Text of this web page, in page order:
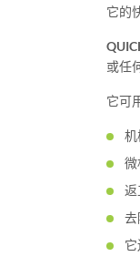
它的
或任
它可
机
微
返
去